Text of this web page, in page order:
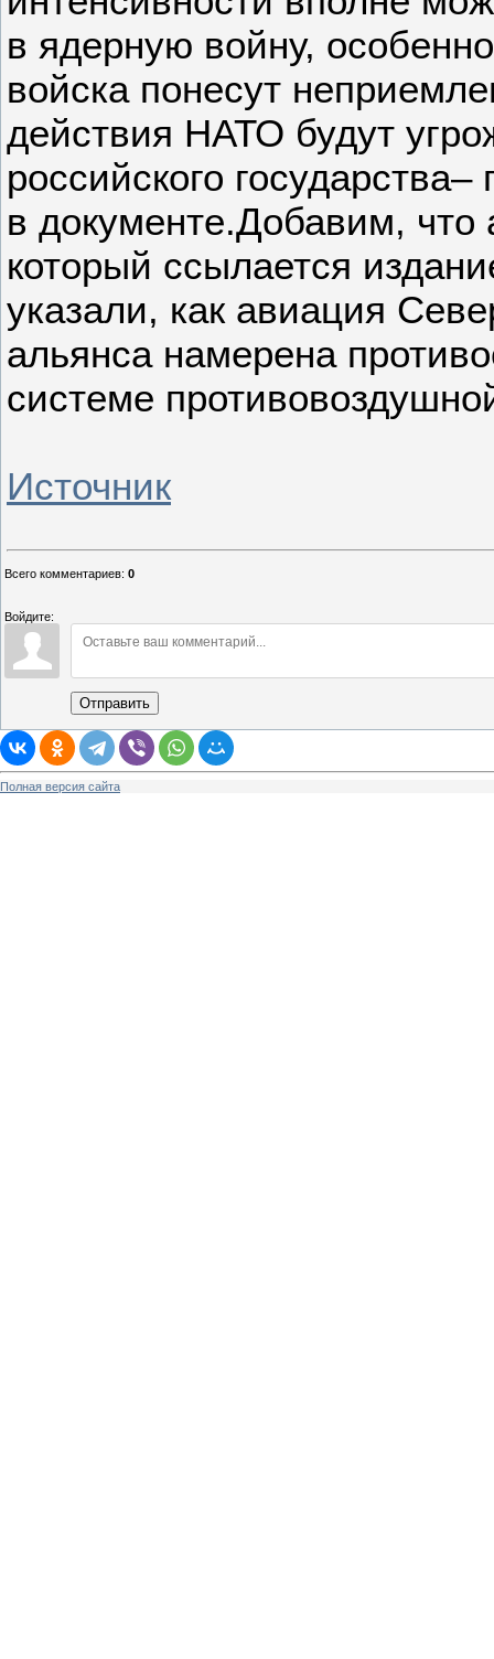
в ядерную войну,
войска понесут
действия НАТО будут
российского государства–
в документе.Добавим, что
который ссылается
указали, как авиация
альянса намерена
системе
Источник
Всего комментариев: 0
Войдите:
Отправить
Полная версия сайта